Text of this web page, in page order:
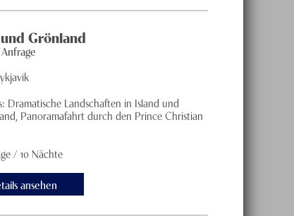
Grönland
Dramatische Landschaften in Island und
Panoramafahrt durch den Prince Christian
/ 10 Nächte
ansehen